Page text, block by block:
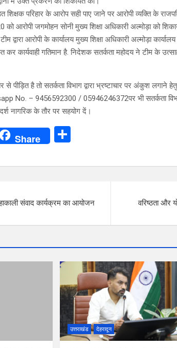
शिक्षक परिहार के आरोप सही पाए जाने पर आरोपी व्यक्ति के
आरोपी जगमोहन सोनी मुख्य शिक्षा अधिकारी अल्मोड़ा को
द्वारा आरोपी के कार्यालय मुख्य शिक्षा अधिकारी अल्मोड़ा
कार्यवाही गतिमान है. निदेशक सतर्कता महोदय ने टीम के
पीड़ित है तो सतर्कता विभाग द्वारा भ्रष्टाचार पर अंकुश
No. – 9456592300 / 05946246372पर भी सतर्कता
नागरिक के तौर पर सहयोग दें।
Share
ar
संवाद कार्यक्रम का आयोजन वरिष्ठता और
उत्तराखंड देहरादून